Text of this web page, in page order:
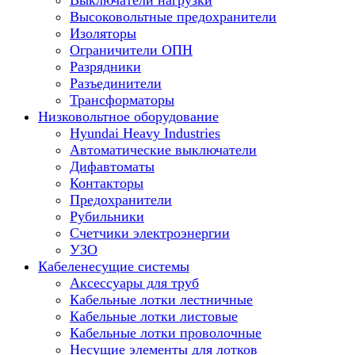
Высоковольтные предохранители
Изоляторы
Ограничители ОПН
Разрядники
Разъединители
Трансформаторы
Низковольтное оборудование
Hyundai Heavy Industries
Автоматические выключатели
Дифавтоматы
Контакторы
Предохранители
Рубильники
Счетчики электроэнергии
УЗО
Кабеленесущие системы
Аксессуары для труб
Кабельные лотки лестничные
Кабельные лотки листовые
Кабельные лотки проволочные
Несущие элементы для лотков